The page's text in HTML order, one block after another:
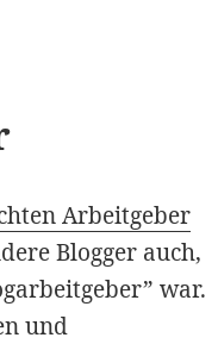
Arbeitgeber
Blogger auch,
war.
und